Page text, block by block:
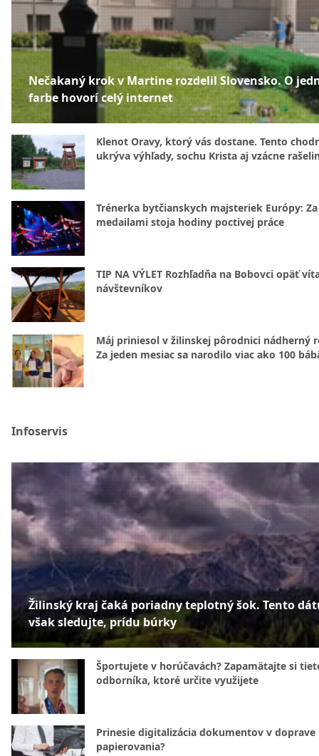
Nečakaný krok v Martine rozdelil Slovensko. O
farbe hovorí celý internet
Klenot Oravy, ktorý vás dostane. Tento
ukrýva výhľady, sochu Krista aj vzácne
Trénerka bytčianskych majsteriek Európy: Za
medailami stoja hodiny poctivej práce
TIP NA VÝLET Rozhľadňa na Bobovci opäť
návštevníkov
Máj priniesol v žilinskej pôrodnici nádherný
Za jeden mesiac sa narodilo viac ako 100
Infoservis
Žilinský kraj čaká poriadny teplotný šok. Tento
však sledujte, prídu búrky
Športujete v horúčavách? Zapamätajte si
odborníka, ktoré určite využijete
Prinesie digitalizácia dokumentov v doprave
papierovania?